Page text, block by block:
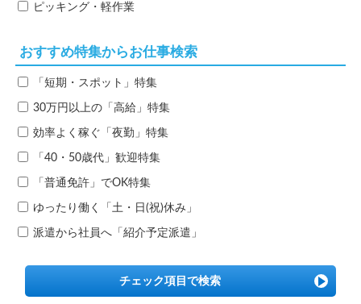
ピッキング・軽作業
おすすめ特集からお仕事検索
「短期・スポット」特集
30万円以上の「高給」特集
効率よく稼ぐ「夜勤」特集
「40・50歳代」歓迎特集
「普通免許」でOK特集
ゆったり働く「土・日(祝)休み」
派遣から社員へ「紹介予定派遣」
チェック項目で検索